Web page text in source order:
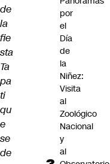
de
la
fie
sta
Ta
pa
ti
qu
e
se
de
por
el
Día
de
la
Niñez:
Visita
al
Zoológico
Nacional
y
al